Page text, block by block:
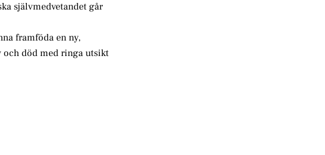
självmedvetandet går
framföda en ny,
död med ringa utsikt